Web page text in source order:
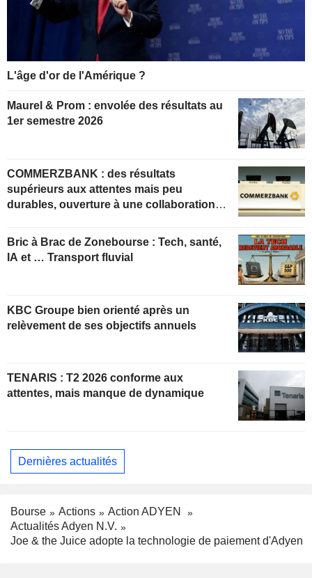
L'âge d'or de l'Amérique ?
Maurel & Prom : envolée des résultats au
1er semestre 2026
COMMERZBANK : des résultats
supérieurs aux attentes mais peu
durables, ouverture à une collaboration
Bric à Brac de Zonebourse : Tech, santé,
IA et … Transport fluvial
KBC Groupe bien orienté après un
relèvement de ses objectifs annuels
TENARIS : T2 2026 conforme aux
attentes, mais manque de dynamique
Dernières actualités
Bourse Actions
Action ADYEN
Actualités Adyen N.V.
Joe & the Juice adopte la technologie de paiement d'Adyen